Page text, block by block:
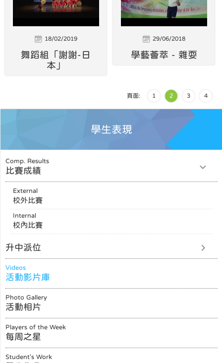
18/02/2019
舞蹈組「謝謝-日
本」
29/06/2018
學藝薈萃 - 雜耍
頁面: 1 2 3 4
學生表現
Comp. Results
比賽成績
External
校外比賽
Internal
校內比賽
升中派位
Videos
活動影片庫
Photo Gallery
活動相片
Players of the Week
每周之星
Student's Work